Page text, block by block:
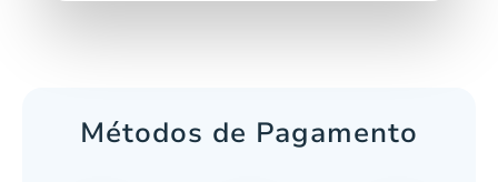
Métodos de Pagamento